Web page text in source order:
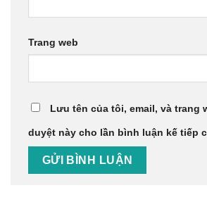
Trang web
Lưu tên của tôi, email, và trang
duyệt này cho lần bình luận kế tiếp